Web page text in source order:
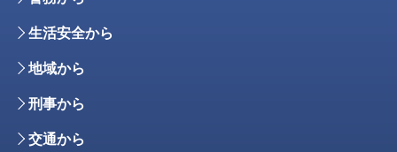
生活安全から
地域から
刑事から
交通から